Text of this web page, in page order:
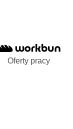
Oferty pracy